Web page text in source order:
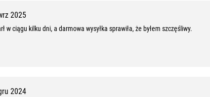
%
2025
w ciągu kilku dni, a darmowa wysyłka sprawiła, że byłem szczęśliwy.
2024